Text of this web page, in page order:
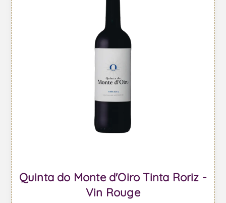
Quinta do Monte d'Oiro Tinta Roriz -
Vin Rouge